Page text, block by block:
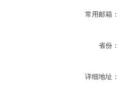
常用邮箱：
省份：
详细地址：